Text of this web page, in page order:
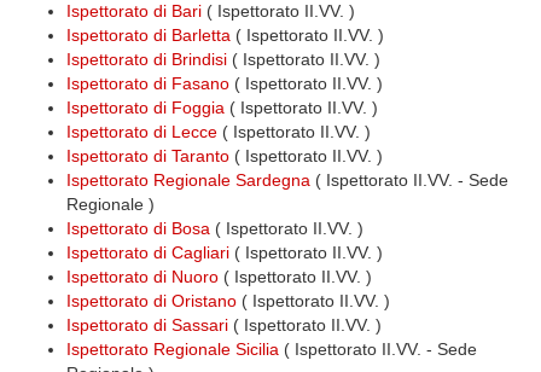
Ispettorato di Bari ( Ispettorato II.VV. )
Ispettorato di Barletta ( Ispettorato II.VV. )
Ispettorato di Brindisi ( Ispettorato II.VV. )
Ispettorato di Fasano ( Ispettorato II.VV. )
Ispettorato di Foggia ( Ispettorato II.VV. )
Ispettorato di Lecce ( Ispettorato II.VV. )
Ispettorato di Taranto ( Ispettorato II.VV. )
Ispettorato Regionale Sardegna ( Ispettorato II.VV. - Sede
Regionale )
Ispettorato di Bosa ( Ispettorato II.VV. )
Ispettorato di Cagliari ( Ispettorato II.VV. )
Ispettorato di Nuoro ( Ispettorato II.VV. )
Ispettorato di Oristano ( Ispettorato II.VV. )
Ispettorato di Sassari ( Ispettorato II.VV. )
Ispettorato Regionale Sicilia ( Ispettorato II.VV. - Sede